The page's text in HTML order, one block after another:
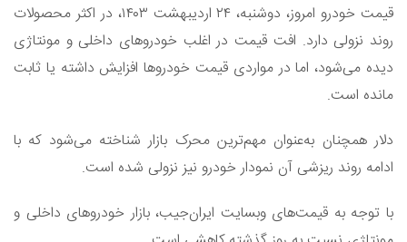
قیمت خودرو امروز، دوشنبه، ۲۴ اردیبهشت ۱۴۰۳، در اکثر محصولات
روند نزولی دارد. افت قیمت در اغلب خودرو‌های داخلی و مونتاژی
دیده می‌شود، اما در مواردی قیمت خودرو‌ها افزایش داشته یا ثابت
مانده است.
دلار همچنان به‌عنوان مهم‌ترین محرک بازار شناخته می‌شود که با
ادامه روند ریزشی آن نمودار خودرو نیز نزولی شده است.
با توجه به قیمت‌های وبسایت ایران‌جیب، بازار خودرو‌های داخلی و